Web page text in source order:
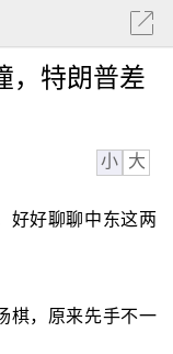
，特朗普差
小 大
好好聊聊中东这两
棋，原来先手不一